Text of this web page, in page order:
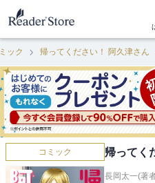
ック 帰ってください！ 阿久津さん
コミック 帰ってく
長岡太一(著